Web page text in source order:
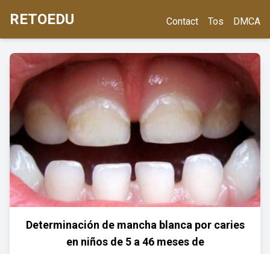
RETOEDU Contact Tos DMCA
Determinación de mancha blanca por caries
en niños de 5 a 46 meses de